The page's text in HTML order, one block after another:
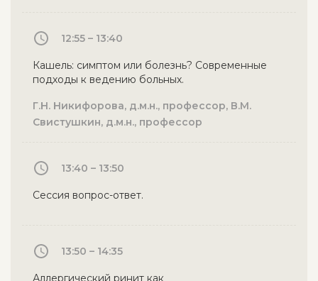
12:55 – 13:40
Кашель: симптом или болезнь? Современные
подходы к ведению больных.
Г.Н. Никифорова, д.м.н., профессор, В.М.
Свистушкин, д.м.н., профессор
13:40 – 13:50
Сессия вопрос-ответ.
13:50 – 14:35
Аллергический ринит как